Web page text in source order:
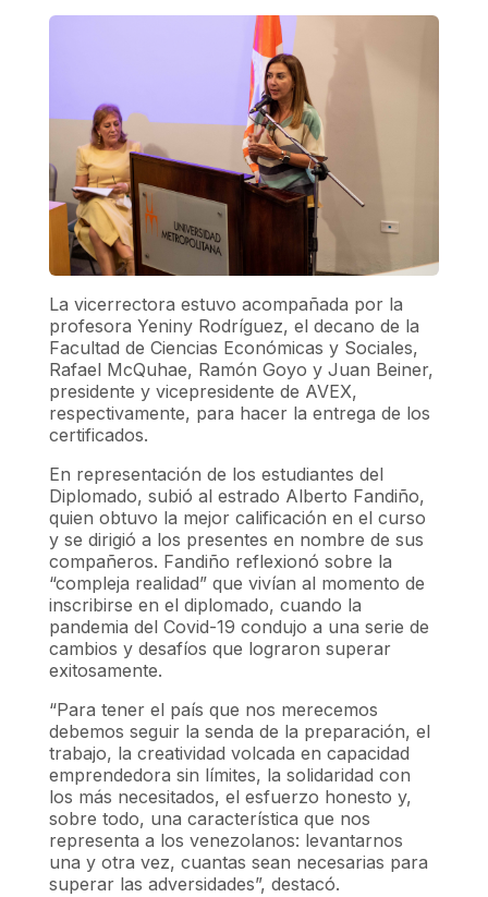
La vicerrectora estuvo acompañada por la
profesora Yeniny Rodríguez, el decano de la
Facultad de Ciencias Económicas y Sociales,
Rafael McQuhae, Ramón Goyo y Juan Beiner,
presidente y vicepresidente de AVEX,
respectivamente, para hacer la entrega de los
certificados.
En representación de los estudiantes del
Diplomado, subió al estrado Alberto Fandiño,
quien obtuvo la mejor calificación en el curso
y se dirigió a los presentes en nombre de sus
compañeros. Fandiño reflexionó sobre la
“compleja realidad” que vivían al momento de
inscribirse en el diplomado, cuando la
pandemia del Covid-19 condujo a una serie de
cambios y desafíos que lograron superar
exitosamente.
“Para tener el país que nos merecemos
debemos seguir la senda de la preparación, el
trabajo, la creatividad volcada en capacidad
emprendedora sin límites, la solidaridad con
los más necesitados, el esfuerzo honesto y,
sobre todo, una característica que nos
representa a los venezolanos: levantarnos
una y otra vez, cuantas sean necesarias para
superar las adversidades”, destacó.